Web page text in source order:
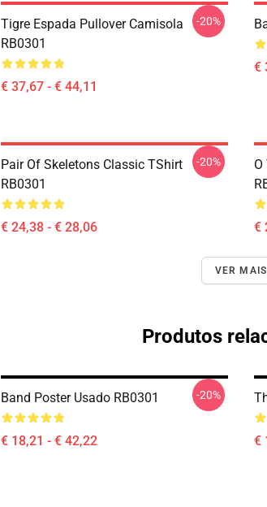
Tigre Espada Pullover Camisola
RB0301
€ 37,67 - € 44,11
-20%
€
Pair Of Skeletons Classic TShirt
RB0301
€ 24,38 - € 28,06
-20%
O
€
VER MAIS
Produtos
Band Poster Usado RB0301
€ 18,21 - € 42,22
-20%
€